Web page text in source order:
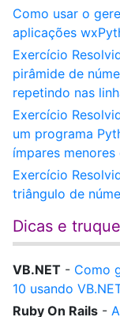
Como usar o
aplicações
Exercício
pirâmide de
repetindo nas
Exercício
um programa
ímpares
Exercício
triângulo de
Dicas e
VB.NET - Como
10 usando
Ruby On Rails -